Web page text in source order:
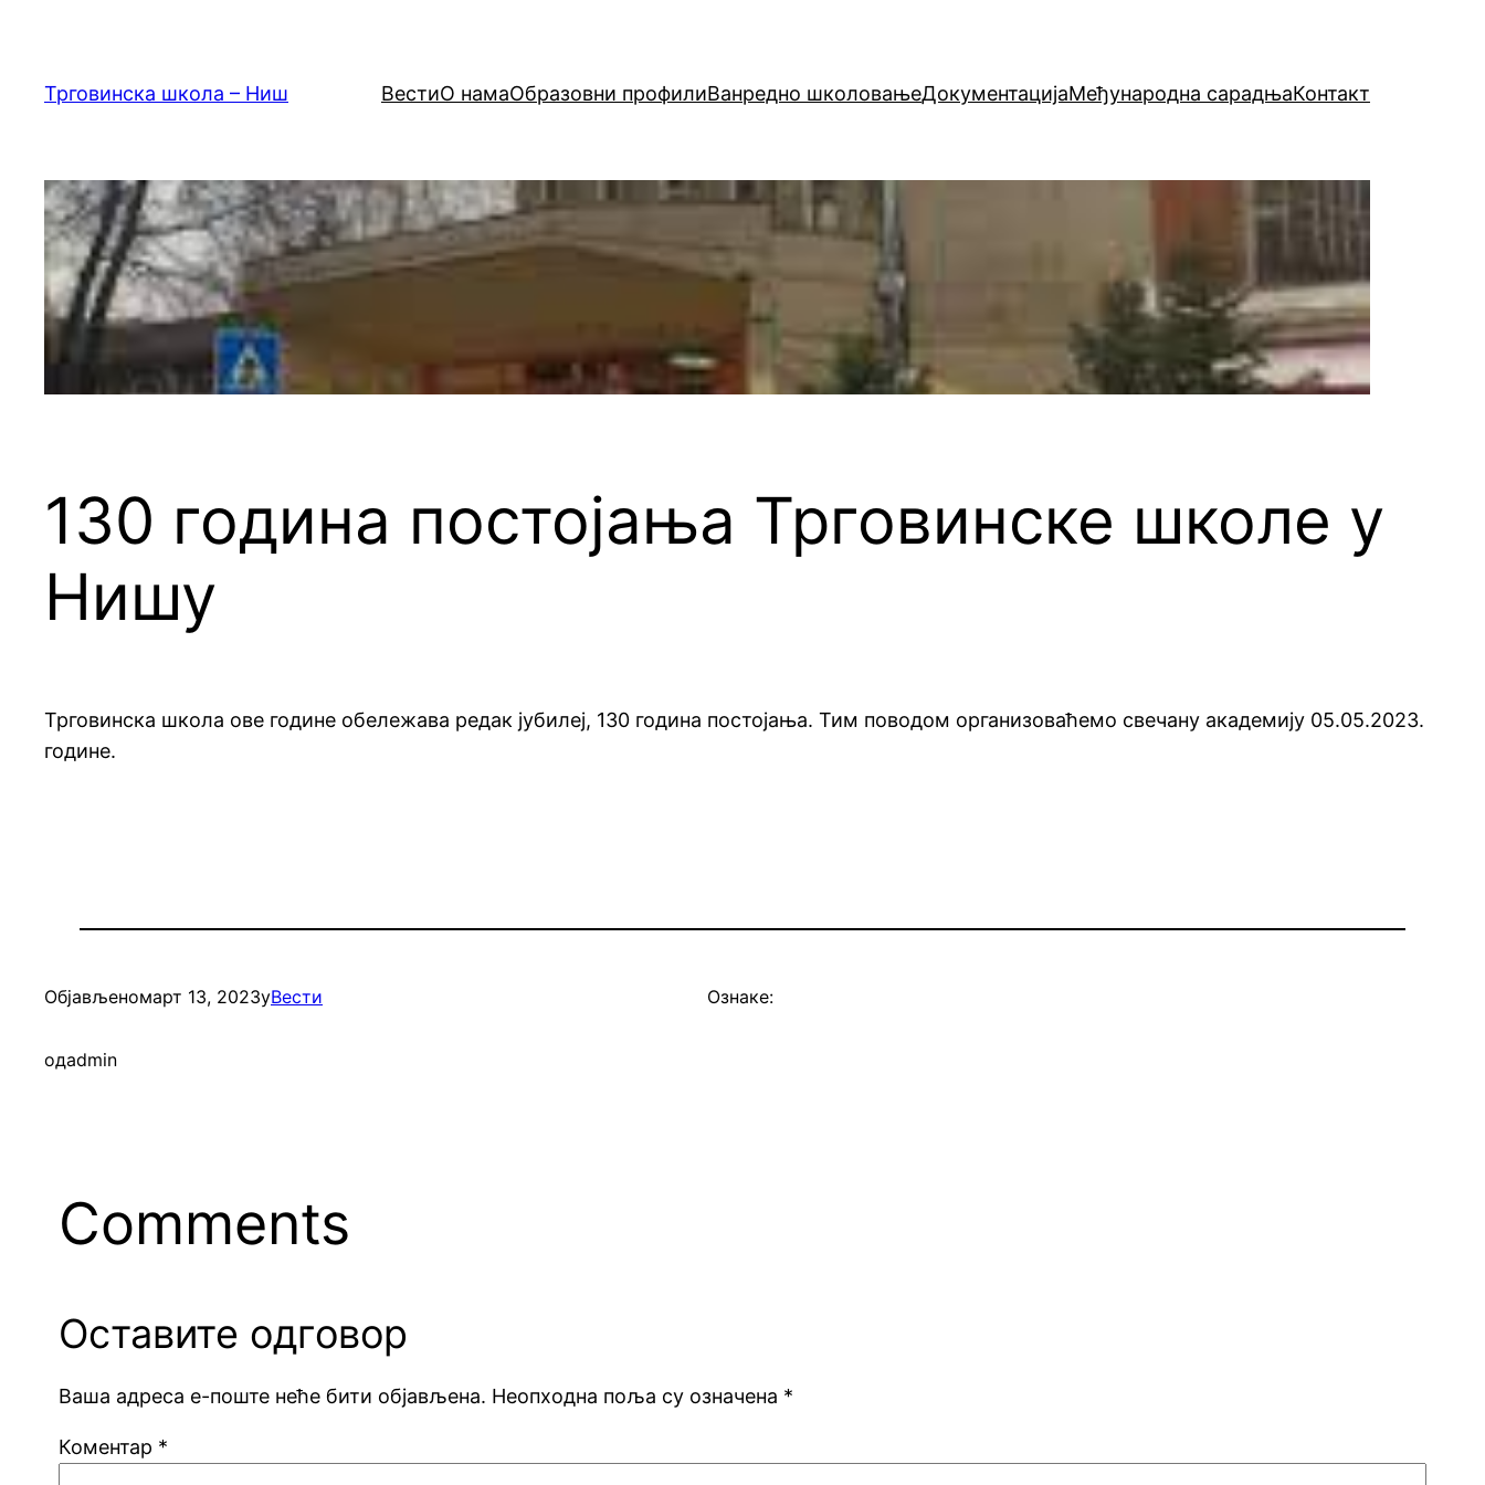
садржај
Трговинска школа – Ниш ВестиО намаОбразовни профилиВанредно школовањеДокументацијаМеђународна сарадњаКонтакт
130 година постојања Трговинске школе у
Нишу
Трговинска школа ове године обележава редак јубилеј, 130 година постојања. Тим поводом организоваћемо свечану академију 05.05.2023.
године.
Објављеномарт 13, 2023уВести
одadmin
Ознаке:
Comments
Оставите одговор
Ваша адреса е-поште неће бити објављена. Неопходна поља су означена *
Коментар *